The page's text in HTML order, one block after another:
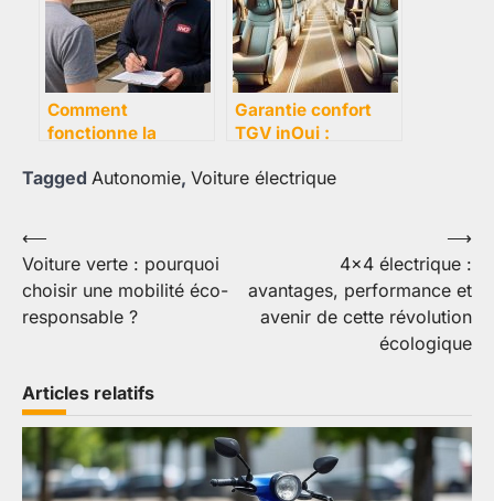
Comment
fonctionne la
remboursement
Garantie confort
TGV inOui :
cette option
Tagged Autonomie, Voiture électrique
Navigation
de
l’article
⟵
Voiture verte : pourquoi
choisir une mobilité éco-
responsable ?
4×4 électrique :
avantages, performance et
avenir de cette révolution
écologique
⟶
Articles relatifs